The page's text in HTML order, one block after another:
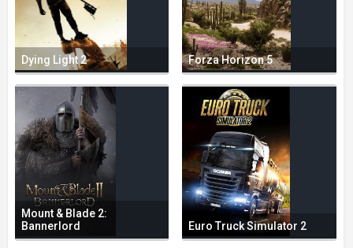
Dying Light 2 Forza Horizon 5
Mount & Blade 2:
Bannerlord
Euro Truck Simulator 2